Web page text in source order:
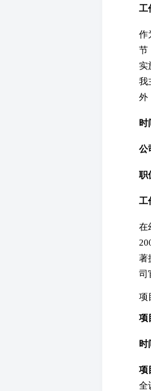
工
作
节
实
我
外
时
公
职
工
在
著
司
项
项
时
项
全